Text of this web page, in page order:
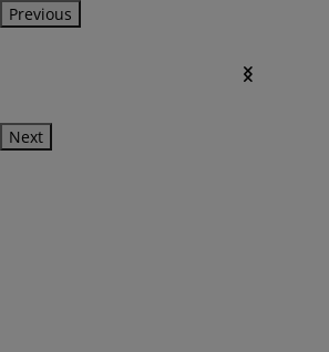
Previous
Next